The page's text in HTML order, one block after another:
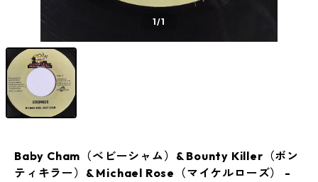
1/1
Baby Cham（ベビーシャム）& Bounty Killer（ボン
ティキラー）& Michael Rose（マイケルローズ） -